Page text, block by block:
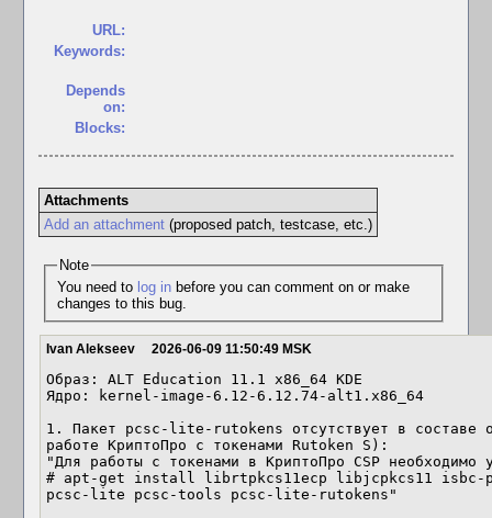
URL:
Keywords:
Depends
on:
Blocks:
Attachments
Add an attachment(proposed patch, testcase, etc.)
Note
You need to log inbefore you can comment on or make
changes to this bug.
Ivan Alekseev 2026-06-09 11:50:49 MSK
Образ: ALT Education 11.1 x86_64 KDE
Ядро: kernel-image-6.12-6.12.74-alt1.x86_64
1. Пакет pcsc-lite-rutokens отсутствует в составе
работе КриптоПро с токенами Rutoken S):
"Для работы с токенами в КриптоПро CSP необходимо
# apt-get install librtpkcs11ecp libjcpkcs11 isbc-
pcsc-lite pcsc-tools pcsc-lite-rutokens"